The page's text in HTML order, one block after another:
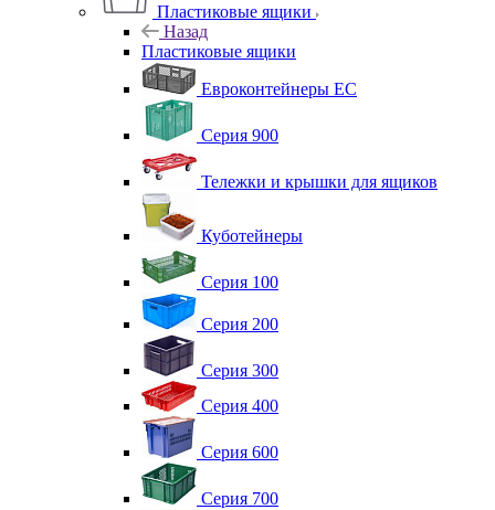
Пластиковые ящики
Назад
Пластиковые ящики
Евроконтейнеры ЕС
Серия 900
Тележки и крышки для ящиков
Куботейнеры
Серия 100
Серия 200
Серия 300
Серия 400
Серия 600
Серия 700